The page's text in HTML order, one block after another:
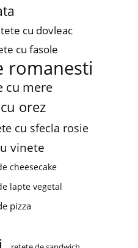
cu dovleac
cu fasole
romanesti
cu mere
orez
cu sfecla rosie
vinete
cheesecake
lapte vegetal
pizza